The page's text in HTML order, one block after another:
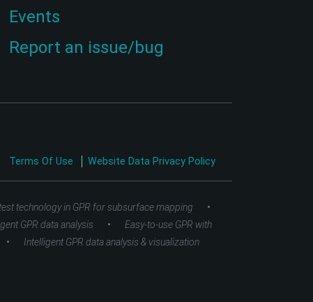
Events
Report an issue/bug
Terms Of Use Website Data Privacy Policy
technology in GPR for subsurface mapping •
GPR data analysis •
Easy-to-use GPR with
•
Intelligent GPR data analysis & visualization